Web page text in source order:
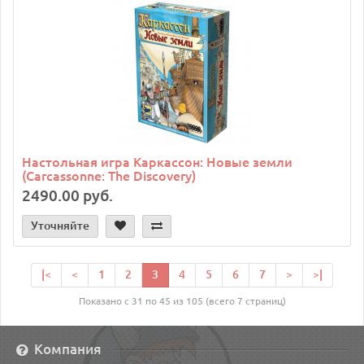
Настольная игра Каркассон: Новые земли
(Carcassonne: The Discovery)
2490.00 руб.
Уточняйте
|< < 1 2 3 4 5 6 7 > >|
Показано с 31 по 45 из 105 (всего 7 страниц)
Компания